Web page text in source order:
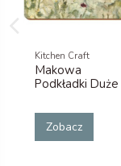
Kitchen Craft
Makowa
Podkładki
Zobacz